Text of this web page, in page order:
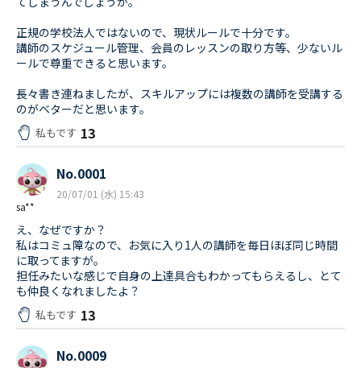
正規の学校法人ではないので、現状ルールで十分です。
講師のスケジュール管理、会員のレッスンの取り方等、少ないル
ールで尊重できると思います。
長々書き連ねましたが、スキルアップには複数の講師を受講する
のがベターだと思います。
私もです 13
sa**
No.0001
20/07/01 (水) 15:43
え、なぜですか？
私はコミュ障なので、お気に入り1人の講師を毎日ほぼ同じ時間
に取ってますが。
担任みたいな感じで自身の上達具合もわかってもらえるし、とて
も仲良くなれましたよ？
私もです 13
No.0009